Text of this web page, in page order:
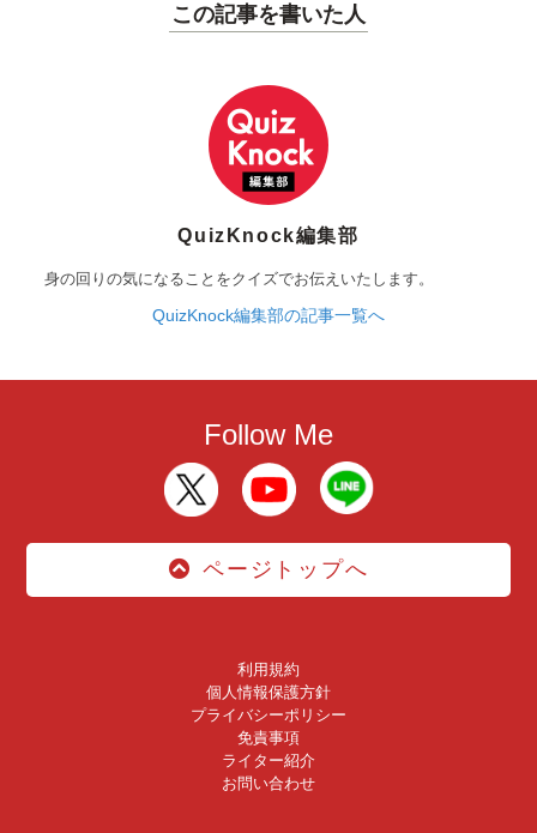
この記事を書いた人
QuizKnock編集部
身の回りの気になることをクイズでお伝えいたします。
QuizKnock編集部の記事一覧へ
Follow Me
ページトップへ
利用規約
個人情報保護方針
プライバシーポリシー
免責事項
ライター紹介
お問い合わせ